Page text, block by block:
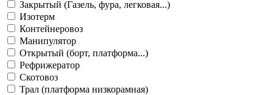
Закрытый (Газель, фура, легковая...)
Изотерм
Контейнеровоз
Манипулятор
Открытый (борт, платформа...)
Рефрижератор
Скотовоз
Трал (платформа низкорамная)